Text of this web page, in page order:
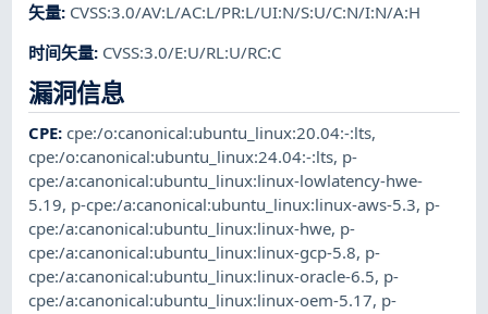
矢量: CVSS:3.0/AV:L/AC:L/PR:L/UI:N/S:U/C:N/I:N/A:H
时间矢量: CVSS:3.0/E:U/RL:U/RC:C
漏洞信息
CPE:cpe:/o:canonical:ubuntu_linux:20.04:-:lts,
cpe:/o:canonical:ubuntu_linux:24.04:-:lts, p-
cpe:/a:canonical:ubuntu_linux:linux-lowlatency-hwe-
5.19, p-cpe:/a:canonical:ubuntu_linux:linux-aws-5.3, p-
cpe:/a:canonical:ubuntu_linux:linux-hwe, p-
cpe:/a:canonical:ubuntu_linux:linux-gcp-5.8, p-
cpe:/a:canonical:ubuntu_linux:linux-oracle-6.5, p-
cpe:/a:canonical:ubuntu_linux:linux-oem-5.17, p-